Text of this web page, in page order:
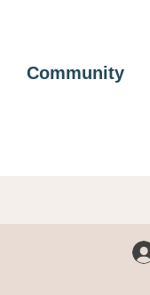
Community